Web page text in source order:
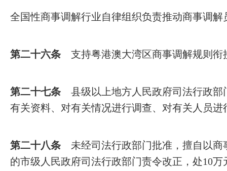
全国性商事调解行业自律组织负责推动商事调
第二十六条 支持粤港澳大湾区商事调解规则
第二十七条 县级以上地方人民政府司法行政
有关资料、对有关情况进行调查、对有关人员进
第二十八条 未经司法行政部门批准，擅自以
的市级人民政府司法行政部门责令改正，处10